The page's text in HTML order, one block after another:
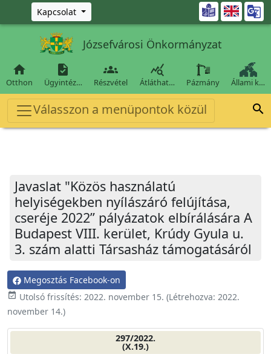
Ugrás a fő tartalomra
Kapcsolat 
Józsefvárosi Önkormányzat

Otthon

Ügyintéz…

Részvétel

Átláthat… Pázmány Állami k…
Válasszon a menüpontok közül 
Javaslat "Közös használatú
helyiségekben nyílászáró felújítása,
cseréje 2022” pályázatok elbírálására A
Budapest VIII. kerület, Krúdy Gyula u.
3. szám alatti Társasház támogatásáról
Megosztás Facebook-on
event_available Utolsó frissítés: 2022. november 15. (Létrehozva: 2022.
november 14.)
297/2022.
(X.19.)